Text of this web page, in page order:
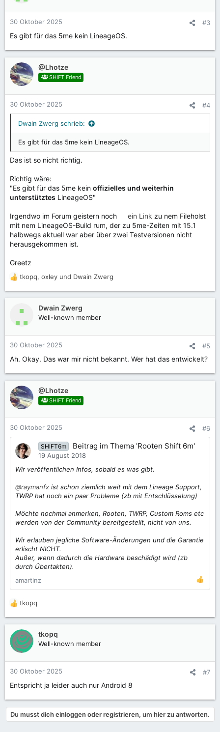
30 Oktober 2025 #3
Es gibt für das 5me kein LineageOS.
@Lhotze
SHIFT Friend
30 Oktober 2025 #4
Dwain Zwerg schrieb:
Es gibt für das 5me kein LineageOS.
Das ist so nicht richtig.
Richtig wäre:
"Es gibt für das 5me kein offizielles und weiterhin
unterstütztes LineageOS"
Irgendwo im Forum geistern noch ein Link zu nem Fileholst
mit nem LineageOS-Build rum, der zu 5me-Zeiten mit 15.1
halbwegs aktuell war aber über zwei Testversionen nicht
herausgekommen ist.
Greetz
R
e
a
o
n
n
tkopq, oxley und Dwain Zwerg
Dwain Zwerg
Well-known member
30 Oktober 2025 #5
Ah. Okay. Das war mir nicht bekannt. Wer hat das entwickelt?
@Lhotze
SHIFT Friend
30 Oktober 2025 #6
SHIFT6m Beitrag im Thema 'Rooten Shift 6m'
19 August 2018
Wir veröffentlichen Infos, sobald es was gibt.
@raymanfx ist schon ziemlich weit mit dem Lineage Support,
TWRP hat noch ein paar Probleme (zb mit Entschlüsselung)
Möchte nochmal anmerken, Rooten, TWRP, Custom Roms etc
werden von der Community bereitgestellt, nicht von uns.
Wir erlauben jegliche Software-Änderungen und die Garantie
erlischt NICHT.
Außer, wenn dadurch die Hardware beschädigt wird (zb
durch Übertakten).
amartinz
R
e
a
k
t
o
n
n
tkopq
tkopq
Well-known member
30 Oktober 2025 #7
Entspricht ja leider auch nur Android 8
Du musst dich einloggen oder registrieren, um hier zu antworten.